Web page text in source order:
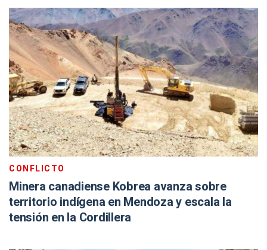
CONFLICTO
Minera canadiense Kobrea avanza sobre
territorio indígena en Mendoza y escala la
tensión en la Cordillera